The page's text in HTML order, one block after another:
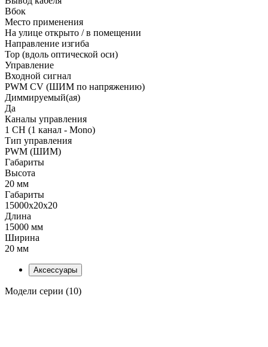
Вбок
Место применения
На улице открыто / в помещении
Направление изгиба
Top (вдоль оптической оси)
Управление
Входной сигнал
PWM СV (ШИМ по напряжению)
Диммируемый(ая)
Да
Каналы управления
1 CH (1 канал - Mono)
Тип управления
PWM (ШИМ)
Габариты
Высота
20 мм
Габариты
15000x20x20
Длина
15000 мм
Ширина
20 мм
Аксессуары
Модели серии (10)